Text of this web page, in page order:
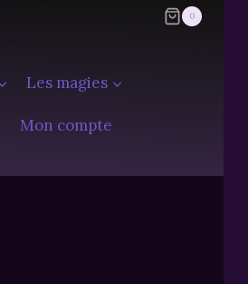
0
Les magies
Mon compte